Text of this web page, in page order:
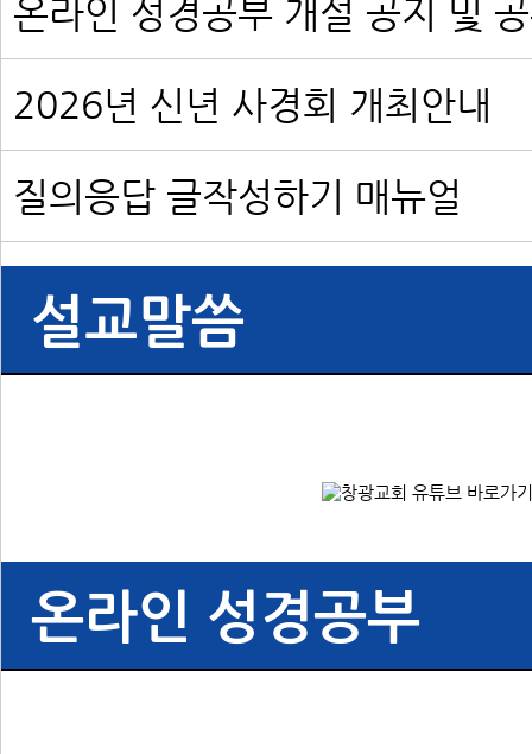
온라인 성경공부 개설 공지 및
2026년 신년 사경회 개최안내
질의응답 글작성하기 매뉴얼
설교말씀
온라인 성경공부